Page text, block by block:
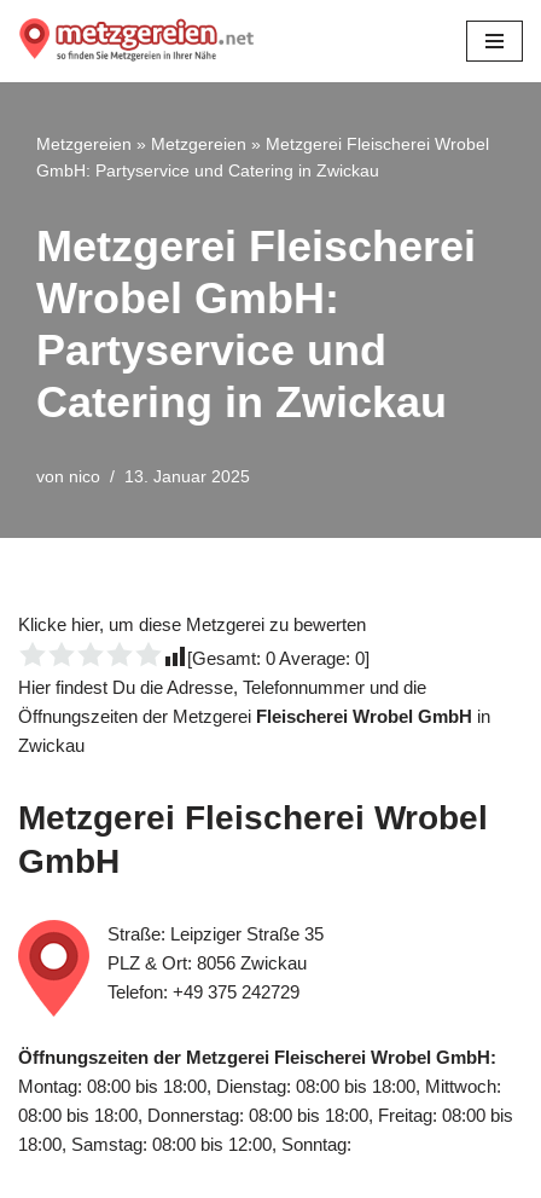
Zum
Metzgereien » Metzgereien » Metzgerei Fleischerei Wrobel
GmbH: Partyservice und Catering in Zwickau
Metzgerei Fleischerei
Wrobel GmbH:
Partyservice und
Catering in Zwickau
von nico 13. Januar 2025
Klicke hier, um diese Metzgerei zu bewerten
[Gesamt: 0Average: 0]
Hier findest Du die Adresse, Telefonnummer und die
Öffnungszeiten der Metzgerei Fleischerei Wrobel GmbH in
Zwickau
Metzgerei Fleischerei Wrobel
GmbH
Straße: Leipziger Straße 35
PLZ & Ort: 8056 Zwickau
Telefon: +49 375 242729
Öffnungszeiten der Metzgerei Fleischerei Wrobel GmbH:
Montag: 08:00 bis 18:00, Dienstag: 08:00 bis 18:00, Mittwoch:
08:00 bis 18:00, Donnerstag: 08:00 bis 18:00, Freitag: 08:00 bis
18:00, Samstag: 08:00 bis 12:00, Sonntag: